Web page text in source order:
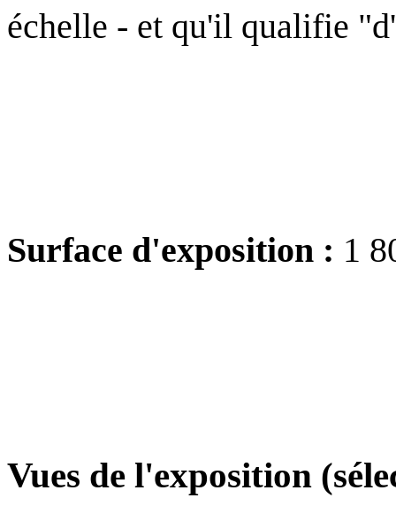
échelle - et qu'il qualifie
Surface d'exposition : 1
Vues de l'exposition